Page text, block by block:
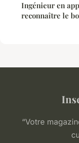
Ingénieur en
reconnaître le
“Votre